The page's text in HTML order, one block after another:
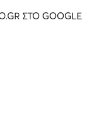
ΣΤΟ GOOGLE